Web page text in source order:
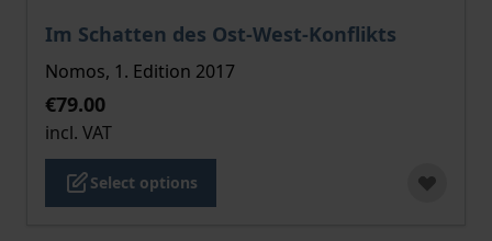
Im Schatten des Ost-West-Konflikts
The price depends on the options chosen on the
Nomos, 1. Edition 2017
€79.00
incl. VAT
Select options